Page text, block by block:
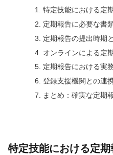
特定技能における定
定期報告に必要な書
定期報告の提出時期
オンラインによる定
定期報告における実
登録支援機関との連
まとめ：確実な定期
特定技能における定